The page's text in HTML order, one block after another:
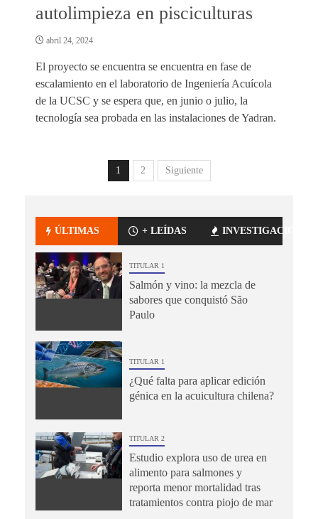
autolimpieza en pisciculturas
abril 24, 2024
El proyecto se encuentra se encuentra en fase de
escalamiento en el laboratorio de Ingeniería Acuícola
de la UCSC y se espera que, en junio o julio, la
tecnología sea probada en las instalaciones de Yadran.
1 2 Siguiente
ÚLTIMAS + LEÍDAS INVESTIGACIÓN
TITULAR 1
Salmón y vino: la mezcla de
sabores que conquistó São
Paulo
TITULAR 1
¿Qué falta para aplicar edición
génica en la acuicultura chilena?
TITULAR 2
Estudio explora uso de urea en
alimento para salmones y
reporta menor mortalidad tras
tratamientos contra piojo de mar